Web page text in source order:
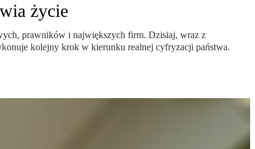
życie
prawników i największych firm. Dzisiaj, wraz z
kolejny krok w kierunku realnej cyfryzacji państwa.